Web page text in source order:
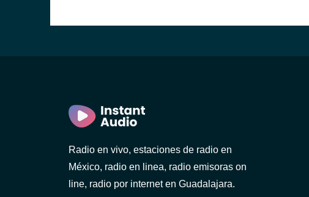
Radio en vivo, estaciones de radio en
México, radio en linea, radio emisoras on
line, radio por internet en Guadalajara.